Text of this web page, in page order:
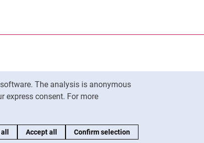
The analysis is anonymous
express consent. For more
Accept all Confirm selection